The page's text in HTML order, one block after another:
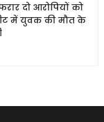
दो आरोपियों को
में युवक की मौत के